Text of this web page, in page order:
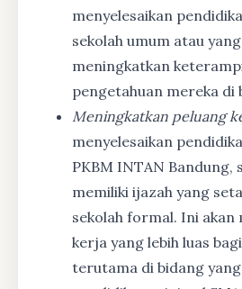
menyelesaikan
sekolah umum atau
meningkatkan
pengetahuan mereka
Meningkatkan peluang
menyelesaikan
PKBM INTAN Bandung,
memiliki ijazah yang
sekolah formal. Ini akan
kerja yang lebih luas
terutama di bidang